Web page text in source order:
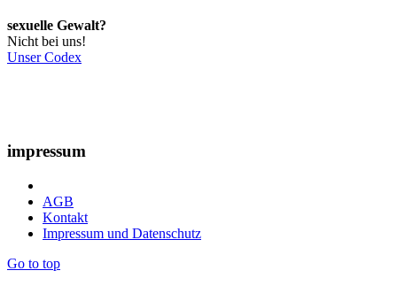
sexuelle Gewalt?
Nicht bei uns!
Unser Codex
impressum
AGB
Kontakt
Impressum und Datenschutz
Go to top